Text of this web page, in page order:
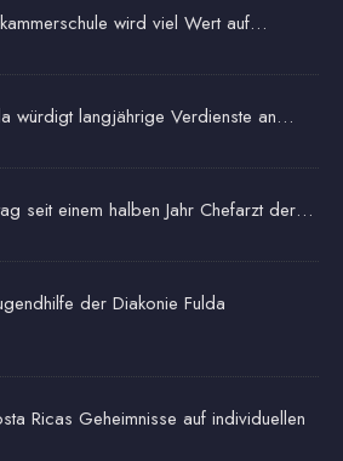
wird viel Wert auf…
würdigt langjährige Verdienste an…
seit einem halben Jahr Chefarzt der…
der Diakonie Fulda
Ricas Geheimnisse auf individuellen